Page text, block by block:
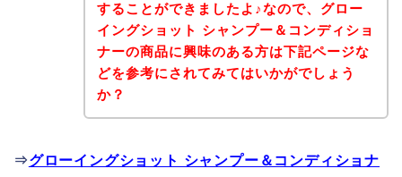
することができましたよ♪なので、グロー
イングショット シャンプー＆コンディショ
ナーの商品に興味のある方は下記ページな
どを参考にされてみてはいかがでしょう
か？
⇒グローイングショット シャンプー＆コンディショナ